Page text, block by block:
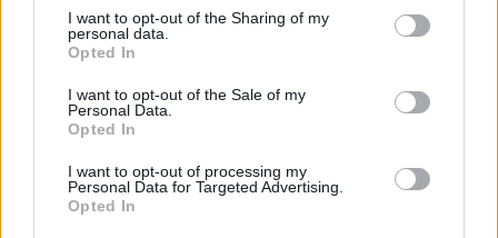
I want to opt-out of the Sharing of my
personal data.
Opted In
I want to opt-out of the Sale of my
Personal Data.
Opted In
I want to opt-out of processing my
Personal Data for Targeted Advertising.
Opted In
Witryna